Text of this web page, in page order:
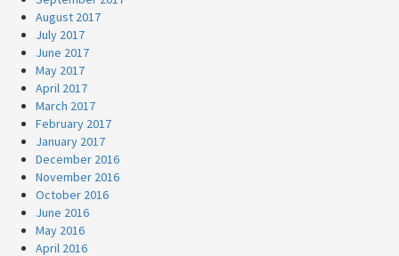
August 2017
July 2017
June 2017
May 2017
April 2017
March 2017
February 2017
January 2017
December 2016
November 2016
October 2016
June 2016
May 2016
April 2016